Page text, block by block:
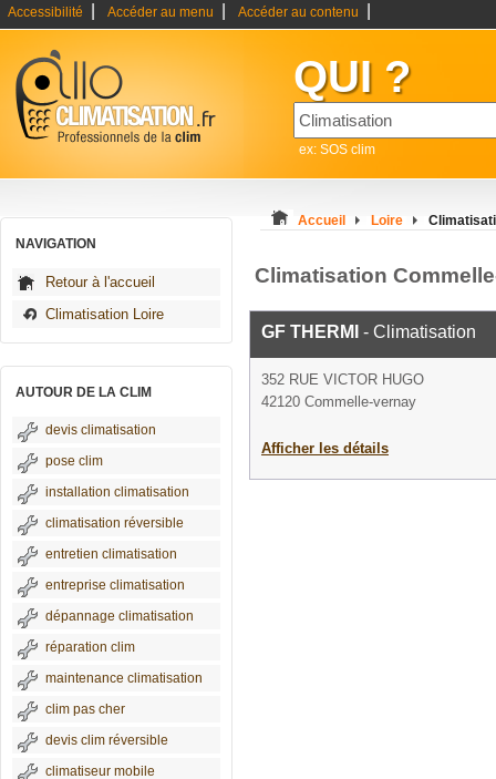
Accessibilité Accéder au menu Accéder au contenu
QUI ?
ex: SOS clim
NAVIGATION
Retour à l'accueil
Climatisation Loire
AUTOUR DE LA CLIM
devis climatisation
pose clim
installation climatisation
climatisation réversible
entretien climatisation
entreprise climatisation
dépannage climatisation
réparation clim
maintenance climatisation
clim pas cher
devis clim réversible
climatiseur mobile
Accueil Loire
Climatisation
GF THERMI - Climatisation
352 RUE VICTOR HUGO
42120 Commelle-vernay
Afficher les détails